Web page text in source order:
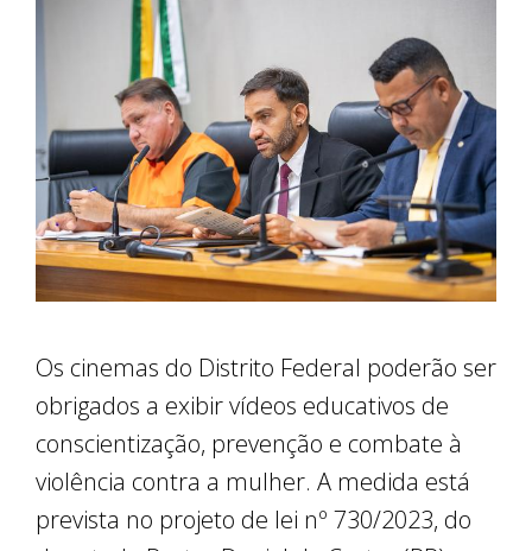
Os cinemas do Distrito Federal poderão ser
obrigados a exibir vídeos educativos de
conscientização, prevenção e combate à
violência contra a mulher. A medida está
prevista no projeto de lei nº 730/2023, do